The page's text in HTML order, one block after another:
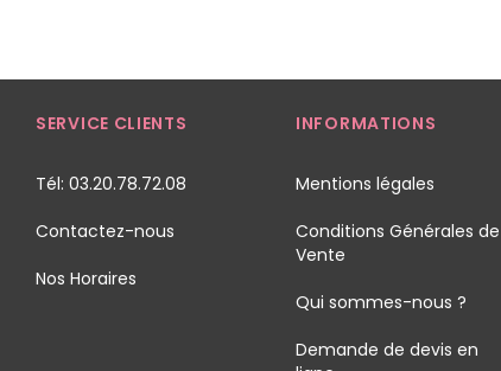
SERVICE CLIENTS
Tél: 03.20.78.72.08
Contactez-nous
Nos Horaires
INFORMATIONS
Mentions légales
Conditions Générales de
Vente
Qui sommes-nous ?
Demande de devis en